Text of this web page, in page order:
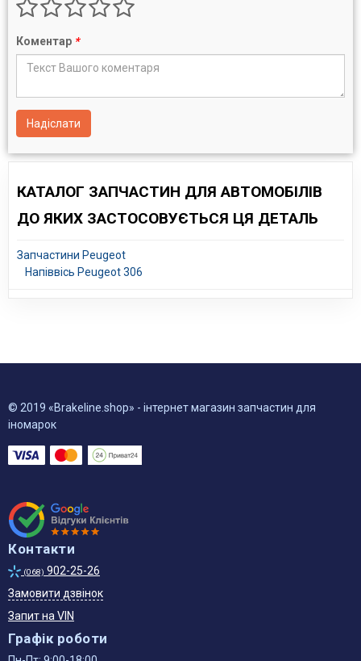
Коментар *
Надіслати
КАТАЛОГ ЗАПЧАСТИН ДЛЯ АВТОМОБІЛІВ
ДО ЯКИХ ЗАСТОСОВУЄТЬСЯ ЦЯ ДЕТАЛЬ
Запчастини Peugeot
Напіввісь Peugeot 306
© 2019 «Brakeline.shop» - інтернет магазин запчастин для
іномарок
Контакти
(068) 902-25-26
Замовити дзвінок
Запит на VIN
Графік роботи